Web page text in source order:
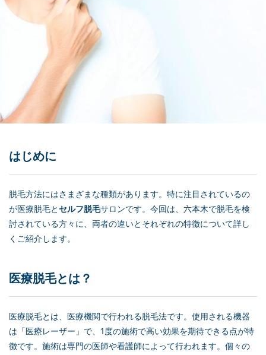
はじめに
脱毛方法にはさまざまな種類があります。特に注目されているの
が医療脱毛とセルフ脱毛サロンです。今回は、六本木で脱毛を検
討されている方々に、両者の違いとそれぞれの特徴について詳し
くご紹介します。
医療脱毛とは？
医療脱毛とは、医療機関で行われる脱毛法です。使用される機器
は「医療レーザー」で、1度の施術で高い効果を期待できる点が特
徴です。施術は専門の医師や看護師によって行われます。個々の